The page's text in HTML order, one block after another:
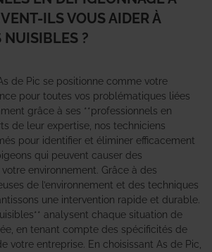
ILS VOUS AIDER À
NUISIBLES ?
de Pic se positionne comme votre
pour toutes vos problématiques liées
grâce à ses **professionnels en
de leur expertise, nos techniciens
pour identifier et éliminer efficacement
qui peuvent causer des
environnement. Grâce à des
de l’environnement et des techniques
une intervention rapide et durable.
analysent chaque situation de
en tenant compte des spécificités de
votre entreprise. En choisissant As de Pic,